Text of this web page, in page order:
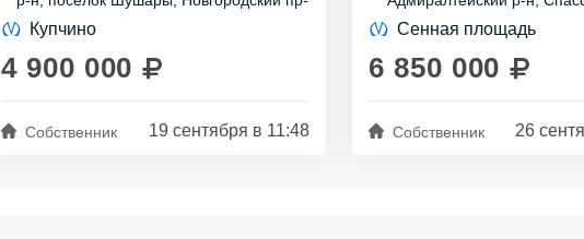
Квартира без отделки, приобретенная
напрямую у...
кт, д 2 к 3 стр 1
Купчино
4 900 000
Собственник 19 сентября в 11:48
Основные характеристики:
- Этаж: 2 из 5
- Площадь: 16...
2/44
Сенная площадь
6 850 000
Собственник 26